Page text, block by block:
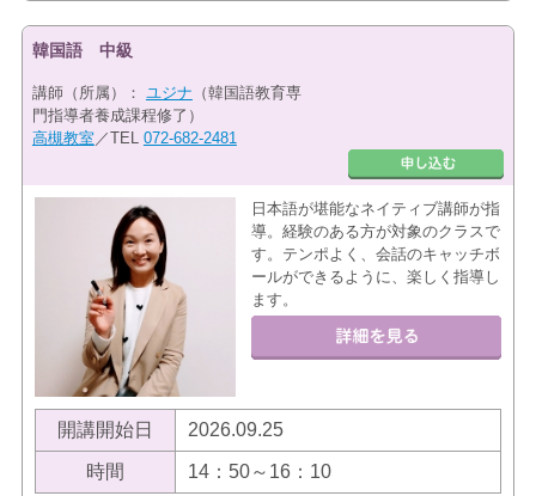
韓国語 中級
講師（所属）： ユジナ （韓国語教育専
門指導者養成課程修了）
高槻教室 ／TEL 072-682-2481
日本語が堪能なネイティブ講師が指
導。経験のある方が対象のクラスで
す。テンポよく、会話のキャッチボ
ールができるように、楽しく指導し
ます。
開講開始日 2026.09.25
時間 14：50～16：10